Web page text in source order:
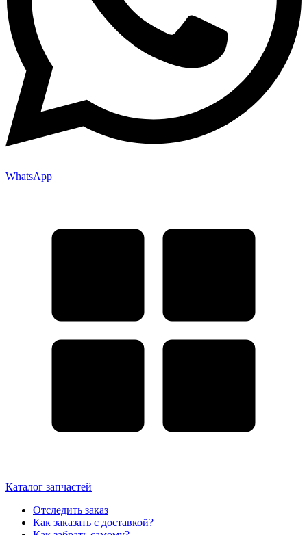
WhatsApp
Каталог запчастей
Отследить заказ
Как заказать с доставкой?